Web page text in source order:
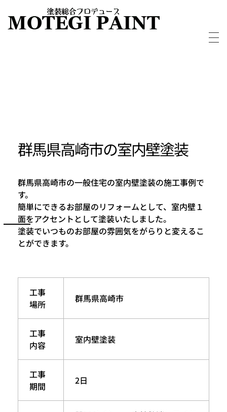
群馬県高崎市の室内壁塗装
群馬県高崎市の一般住宅の室内壁塗装の施工事例で
す。
簡単にできるお部屋のリフォームとして、室内壁１
面をアクセントとして塗装いたしました。
塗装でいつものお部屋の雰囲気をがらりと変えるこ
とができます。
工事
場所
群馬県高崎市
工事
内容
室内壁塗装
工事
期間
2日